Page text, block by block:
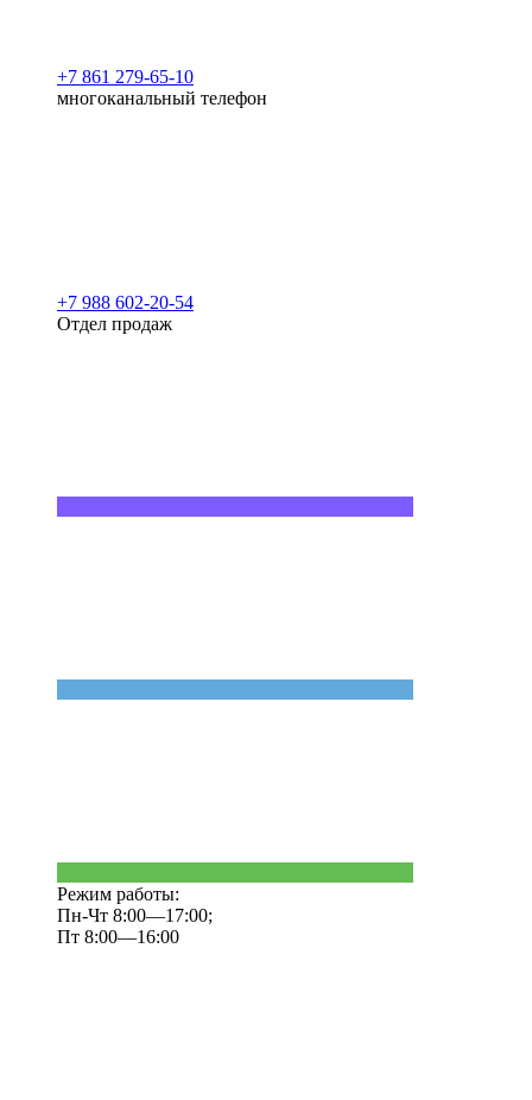
+7 861 279-65-10
многоканальный телефон
+7 988 602-20-54
Отдел продаж
Режим работы:
Пн-Чт 8:00—17:00;
Пт 8:00—16:00